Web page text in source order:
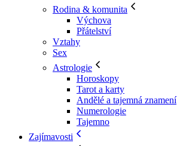
Rodina & komunita
Výchova
Přátelství
Vztahy
Sex
Astrologie
Horoskopy
Tarot a karty
Andělé a tajemná znamení
Numerologie
Tajemno
Zajímavosti